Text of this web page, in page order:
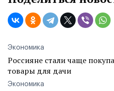
Экономика
Россияне стали чаще
товары для дачи
Экономика